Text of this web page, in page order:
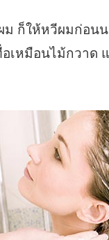
ม ก็ให้หวีผมก่อ
หมือนไม้กวาด